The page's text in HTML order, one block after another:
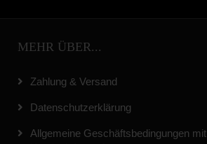
MEHR ÜBER...
Zahlung & Versand
Datenschutzerklärung
Allgemeine Geschäftsbedingungen mit